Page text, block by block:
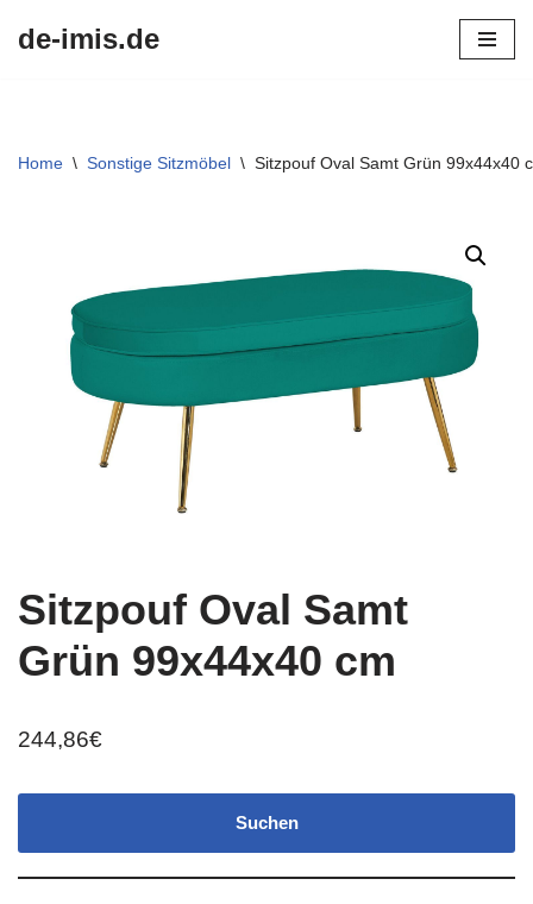
de-imis.de
Home \ Sonstige Sitzmöbel \ Sitzpouf Oval Samt Grün 99x44x40
Sitzpouf Oval Samt
Grün 99x44x40 cm
244,86€
Suchen